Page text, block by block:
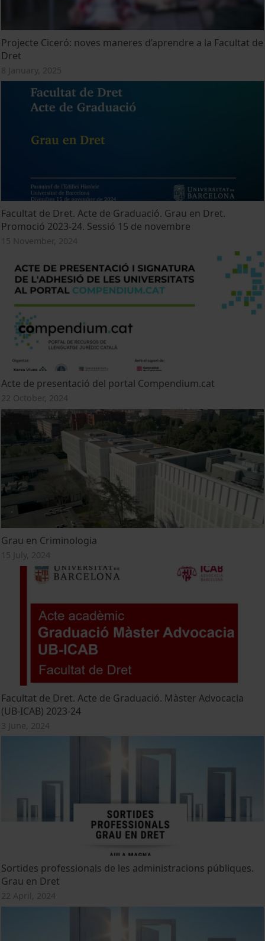
Projecte Ciceró: noves maneres d’aprendre a la Facultat de
Dret
8 January, 2025
Facultat de Dret. Acte de Graduació. Grau en Dret.
Promoció 2023-24. Sessió 15 de novembre
15 November, 2024
Acte de presentació del portal Compendium.cat
22 October, 2024
Grau en Criminologia
15 July, 2024
Facultat de Dret. Acte de Graduació. Màster Advocacia
(UB-ICAB) 2023-24
3 June, 2024
Sortides professionals de les administracions públiques.
Grau en Dret
22 April, 2024